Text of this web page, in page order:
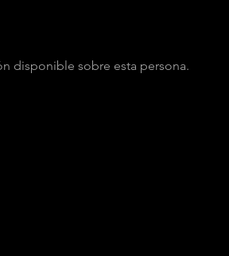
disponible sobre esta persona.